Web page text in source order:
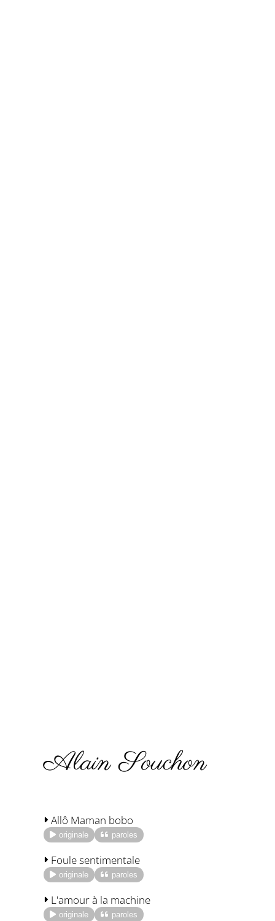
Alain Souchon
Allô Maman bobo
originale paroles
Foule sentimentale
originale paroles
L'amour à la machine
originale paroles